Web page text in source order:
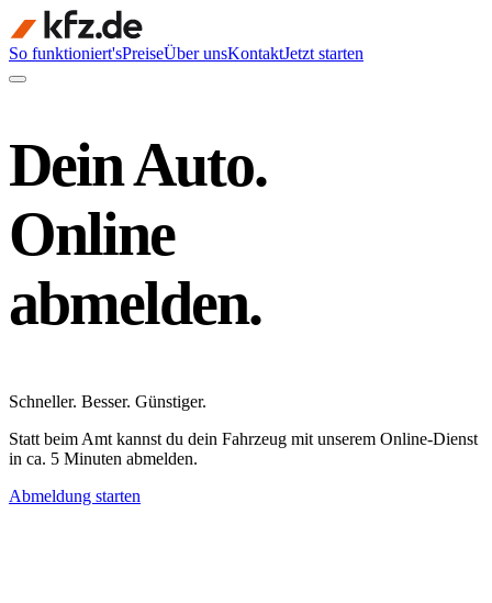
So funktioniert'sPreiseÜber unsKontaktJetzt starten
Dein Auto.
Online
abmelden.
Schneller. Besser. Günstiger.
Statt beim Amt kannst du dein Fahrzeug mit unserem Online-Dienst
in ca. 5 Minuten abmelden.
Abmeldung starten